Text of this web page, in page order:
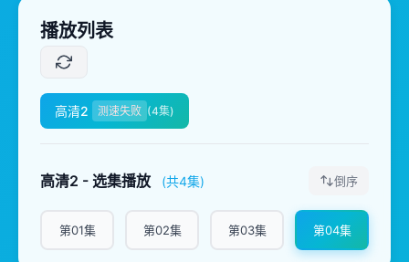
播放列表
高清2 测速失败 (4集)
高清2 - 选集播放 (共4集) 倒序
第01集 第02集 第03集 第04集